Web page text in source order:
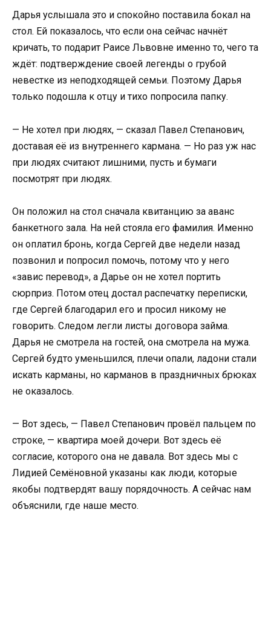
Дарья услышала это и спокойно поставила бокал на
стол. Ей показалось, что если она сейчас начнёт
кричать, то подарит Раисе Львовне именно то, чего та
ждёт: подтверждение своей легенды о грубой
невестке из неподходящей семьи. Поэтому Дарья
только подошла к отцу и тихо попросила папку.
— Не хотел при людях, — сказал Павел Степанович,
доставая её из внутреннего кармана. — Но раз уж нас
при людях считают лишними, пусть и бумаги
посмотрят при людях.
Он положил на стол сначала квитанцию за аванс
банкетного зала. На ней стояла его фамилия. Именно
он оплатил бронь, когда Сергей две недели назад
позвонил и попросил помочь, потому что у него
«завис перевод», а Дарье он не хотел портить
сюрприз. Потом отец достал распечатку переписки,
где Сергей благодарил его и просил никому не
говорить. Следом легли листы договора займа.
Дарья не смотрела на гостей, она смотрела на мужа.
Сергей будто уменьшился, плечи опали, ладони стали
искать карманы, но карманов в праздничных брюках
не оказалось.
— Вот здесь, — Павел Степанович провёл пальцем по
строке, — квартира моей дочери. Вот здесь её
согласие, которого она не давала. Вот здесь мы с
Лидией Семёновной указаны как люди, которые
якобы подтвердят вашу порядочность. А сейчас нам
объяснили, где наше место.